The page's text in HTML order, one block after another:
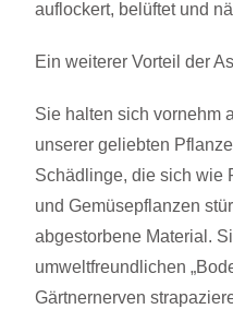
auflockert, belüftet und
Ein weiterer Vorteil der
Sie halten sich vornehm
unserer geliebten
Schädlinge, die sich wie
und Gemüsepflanzen
abgestorbene Material.
umweltfreundlichen
Gärtnernerven